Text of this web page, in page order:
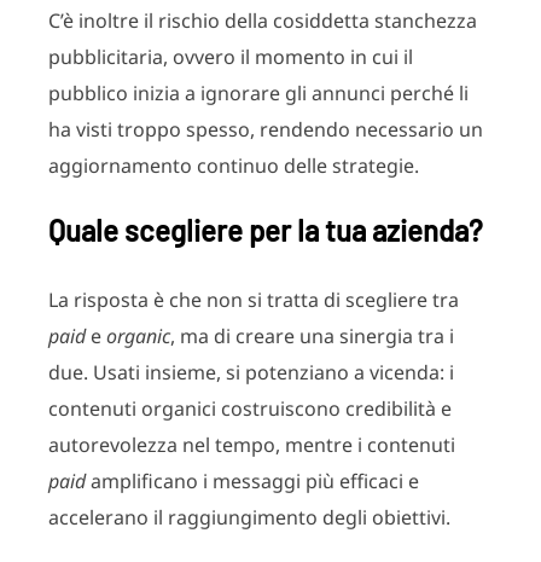
C’è inoltre il rischio della cosiddetta stanchezza
pubblicitaria, ovvero il momento in cui il
pubblico inizia a ignorare gli annunci perché li
ha visti troppo spesso, rendendo necessario un
aggiornamento continuo delle strategie.
Quale scegliere per la tua azienda?
La risposta è che non si tratta di scegliere tra
paideorganic, ma di creare una sinergia tra i
due. Usati insieme, si potenziano a vicenda: i
contenuti organici costruiscono credibilità e
autorevolezza nel tempo, mentre i contenuti
paidamplificano i messaggi più efficaci e
accelerano il raggiungimento degli obiettivi.